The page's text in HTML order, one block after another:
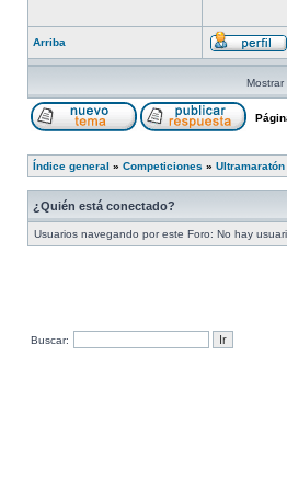
Arriba
Mostrar
Índice general » Competiciones » Ultramaratón
¿Quién está conectado?
Usuarios navegando por este Foro: No hay
Buscar: